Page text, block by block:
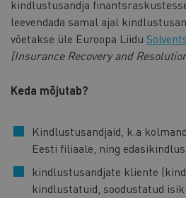
kindlustusandja
leevendada samal ajal
võetakse üle Euroopa Liidu
(Insurance Recovery and
Keda mõjutab?
Kindlustusandjaid, k.a
Eesti filiaale, ning
kindlustusandjate kliente
kindlustatuid, soodustatud